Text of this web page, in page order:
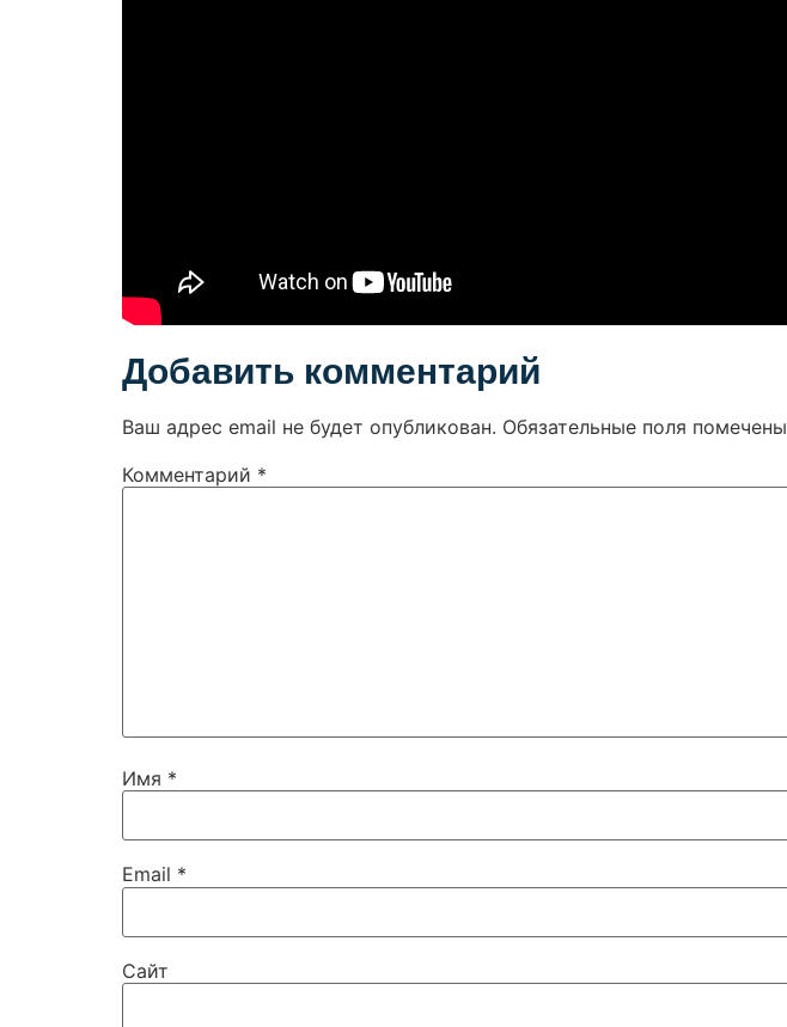
Добавить комментарий
Ваш адрес email не будет опубликован. Обязательные поля помечены
Комментарий *
Имя *
Email *
Сайт